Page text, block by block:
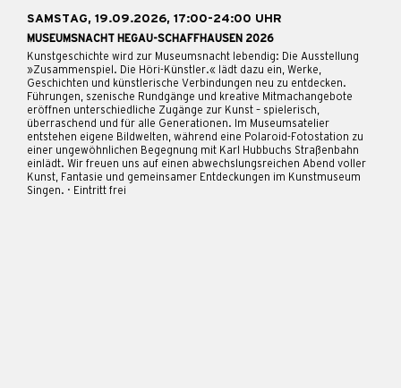
SAMSTAG, 19.09.2026, 17:00-24:00 UHR
MUSEUMSNACHT HEGAU-SCHAFFHAUSEN 2026
Kunstgeschichte wird zur Museumsnacht lebendig: Die Ausstellung
»Zusammenspiel. Die Höri-Künstler.« lädt dazu ein, Werke,
Geschichten und künstlerische Verbindungen neu zu entdecken.
Führungen, szenische Rundgänge und kreative Mitmachangebote
eröffnen unterschiedliche Zugänge zur Kunst – spielerisch,
überraschend und für alle Generationen. Im Museumsatelier
entstehen eigene Bildwelten, während eine Polaroid-Fotostation zu
einer ungewöhnlichen Begegnung mit Karl Hubbuchs Straßenbahn
einlädt. Wir freuen uns auf einen abwechslungsreichen Abend voller
Kunst, Fantasie und gemeinsamer Entdeckungen im Kunstmuseum
Singen. · Eintritt frei